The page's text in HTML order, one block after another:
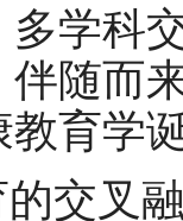
学科
随而
育学
叉融